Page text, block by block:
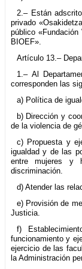
2.– Están
privado
público
BIOEF».
Artículo 13.–
1.– Al
corresponden las
a) Política de
b) Dirección y
de la violencia de
c) Propuesta y
igualdad y de las
entre mujeres y
discriminación.
d) Atender las
e) Provisión de
Justicia.
f)
funcionamiento y
ejercicio de las
la Administración